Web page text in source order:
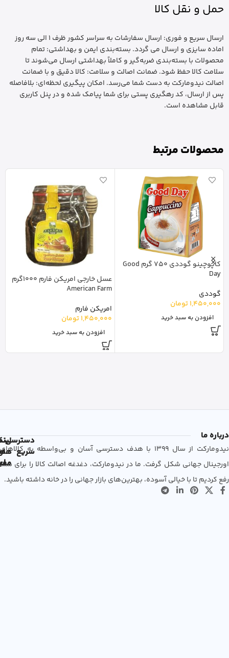
حمل و نقل کالا
ارسال سریع و فوری: ارسال سفارشات به سراسر کشور ظرف 1 الی سه روز
اماده سایزی و ارسال می گردد. بسته‌بندی ایمن و بهداشتی: تمام
محصولات با بسته‌بندی ضربه‌گیر و کاملاً بهداشتی ارسال می‌شوند تا
سلامت کالا حفظ شود. ضمانت اصالت و سلامت: کالا دقیق و با ضمانت
اصالت نیدومارکت به دست شما می‌رسد. امکان پیگیری لحظه‌ای: بلافاصله
پس از ارسال، کد رهگیری پستی برای شما پیامک شده و در پنل کاربری
قابل مشاهده است.
محصولات مرتبط
کاپوچینو گوددی 750 گرم Good
Day
گوددی
1,450,000تومان
افزودن به سبد خرید
عسل خارجی امریکن فارم 1000گرم
American Farm
امریکن فارم
1,450,000تومان
افزودن به سبد خرید
درباره ما
نیدومارکت از سال 1399 با هدف دسترسی آسان و بی‌واسطه به کالاهای
اورجینال جهانی شکل گرفت. ما در نیدومارکت، دغدغه اصالت کالا را برای شما
رفع کردیم تا با خیالی آسوده، بهترین‌های بازار جهانی را در خانه داشته باشید.
دسترسی
سریع